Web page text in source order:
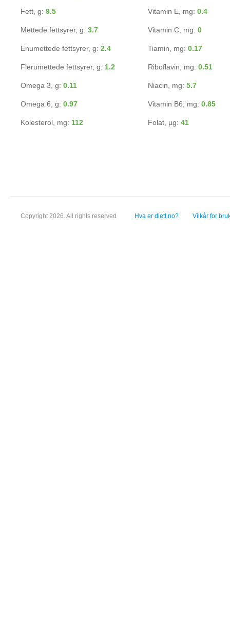
Fett, g: 9.5
Mettede fettsyrer, g: 3.7
Enumettede fettsyrer, g: 2.4
Flerumettede fettsyrer, g: 1.2
Omega 3, g: 0.11
Omega 6, g: 0.97
Kolesterol, mg: 112
Vitamin E, mg: 0.4
Vitamin C, mg: 0
Tiamin, mg: 0.17
Riboflavin, mg: 0.51
Niacin, mg: 5.7
Vitamin B6, mg: 0.85
Folat, µg: 41
Copyright 2026. All rights reserved Hva er diett.no? Vilkår for